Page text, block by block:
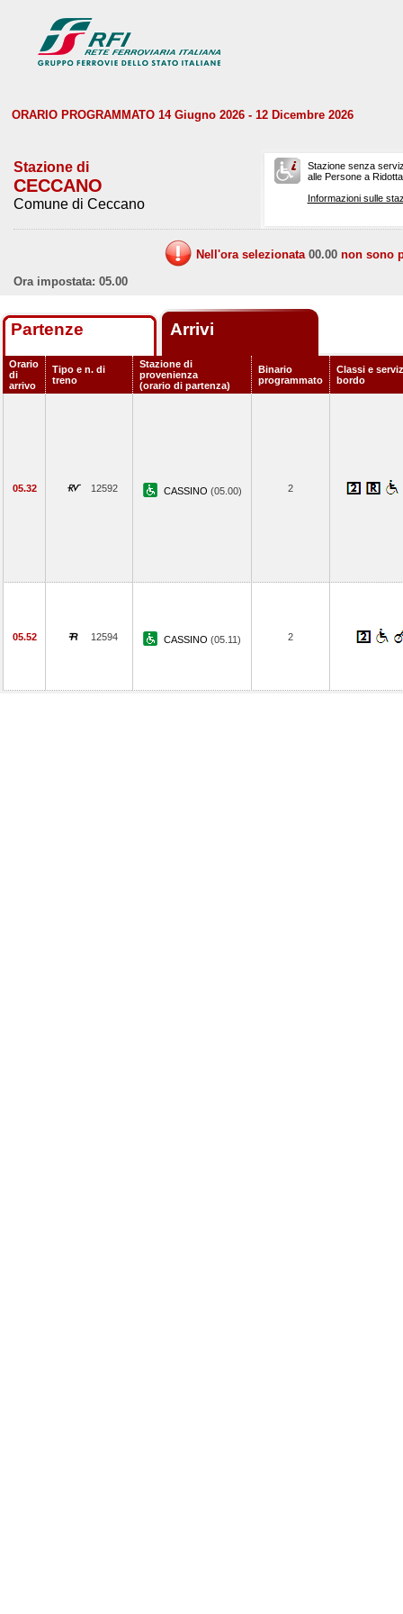
ORARIO PROGRAMMATO 14 Giugno 2026 - 12 Dicembre 2026
Stazione di
CECCANO
Comune di Ceccano
Stazione senza
alle Persone a
Informazioni sulle
Nell'ora selezionata 00.00 non sono
Ora impostata: 05.00
Partenze Arrivi
Orario
di
arrivo
Tipo e n. di
treno
Stazione di
provenienza
(orario di partenza)
Binario
programmato
Classi e
bordo
05.32 12592 CASSINO (05.00) 2
05.52 12594 CASSINO (05.11) 2